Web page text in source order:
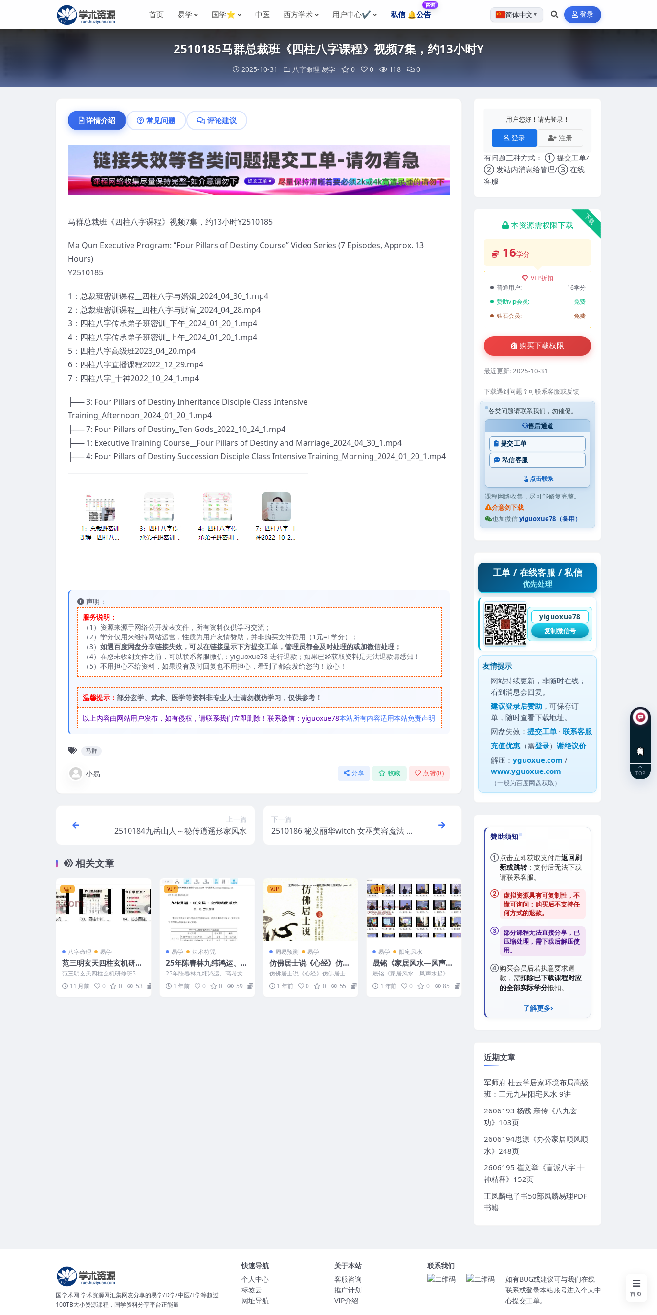
首页 易学 国学⭐ 中医 西方学术 用户中心✔️ 私信 🔔公告
咨询
简体中文 ▼ 登录
2510185马群总裁班《四柱八字课程》视频7集，约13小时Y
2025-10-31 八字命理 易学 0 0 118 0
详情介绍 常见问题 评论建议
马群总裁班《四柱八字课程》视频7集，约13小时Y2510185
Ma Qun Executive Program: “Four Pillars of Destiny Course” Video Series (7 Episodes, Approx. 13
Hours)
Y2510185
1：总裁班密训课程__四柱八字与婚姻_2024_04_30_1.mp4
2：总裁班密训课程__四柱八字与财富_2024_04_28.mp4
3：四柱八字传承弟子班密训_下午_2024_01_20_1.mp4
4：四柱八字传承弟子班密训_上午_2024_01_20_1.mp4
5：四柱八字高级班2023_04_20.mp4
6：四柱八字直播课程2022_12_29.mp4
7：四柱八字_十神2022_10_24_1.mp4
├── 3: Four Pillars of Destiny Inheritance Disciple Class Intensive
Training_Afternoon_2024_01_20_1.mp4
├── 7: Four Pillars of Destiny_Ten Gods_2022_10_24_1.mp4
├── 1: Executive Training Course__Four Pillars of Destiny and Marriage_2024_04_30_1.mp4
├── 4: Four Pillars of Destiny Succession Disciple Class Intensive Training_Morning_2024_01_20_1.mp4
声明：
服务说明：
（1）资源来源于网络公开发表文件，所有资料仅供学习交流；
（2）学分仅用来维持网站运营，性质为用户友情赞助，并非购买文件费用（1元=1学分）；
（3） 如遇百度网盘分享链接失效，可以在链接显示下方提交工单，管理员都会及时处理的或加微信处理；
（4）在您未收到文件之前，可以联系客服微信：yiguoxue78 进行退款；如果已经获取资料是无法退款请悉知！
（5）不用担心不给资料，如果没有及时回复也不用担心，看到了都会发给您的！放心！
温馨提示： 部分玄学、武术、医学等资料非专业人士请勿模仿学习，仅供参考！
以上内容由网站用户发布，如有侵权，请联系我们立即删除！联系微信：yiguoxue78本站所有内容适用本站免责声明
马群
小易 分享 收藏 点赞(0)
上一篇
2510184九岳山人～秘传逍遥形家风水
下一篇
2510186 秘义丽华witch 女巫美‬容魔法 2
相关文章
VIP
八字命理 易学
范三明玄天四柱玄机研修
班5集视频课Y
范三明玄天四柱玄机研修班5集
视频课Y 2508271 01、玄天四
柱玄机，看性格...
11 月前 0 0 53
VIP
易学 法术符咒
25年陈春林九纬鸿运、高
考文昌赋能全案策划PDF
文档Y
25年陈春林九纬鸿运、高考文
昌赋能全案策划PDF文档Y 2506
1471 年前 0 0 59
VIP
周易预测 易学
仿佛居士说《心经》仿佛
居士陆锦川.pdf
仿佛居士说《心经》仿佛居士陆
锦川.pdf 250433-21
1 年前 0 0 55
VIP
易学 阳宅风水
晟铭《家居风水—风声水
起》24集Y
晟铭《家居风水—风声水起》2
4集Y 2505246 01、第一节：卦
象.mp4 ...
1 年前 0 0 85
用户您好！请先登录！
登录 注册
有问题三种方式： ① 提交工单/
② 发站内消息给管理/③ 在线
客服
下载
本资源需权限下载
16学分
VIP折扣
普通用户:
16学分
赞助vip会员:
免费
钻石会员:
免费
购买下载权限
最近更新: 2025-10-31
下载遇到问题？可联系客服或反馈
各类问题请联系我们，勿催促。
售后通道
提交工单
私信客服
点击联系
课程网络收集，尽可能修复完整。
介意勿下载
也加微信yiguoxue78（备用）
工单 / 在线客服 / 私信
优先处理
yiguoxue78
复制微信号
友情提示
网站持续更新，非随时在线；
看到消息会回复。
建议登录后赞助 ，可保存订
单，随时查看下载地址。
网盘失效：提交工单 ·联系客服
充值优惠 （需登录）谢绝议价
解压：yguoxue.com /
www.yguoxue.com
（一般为百度网盘获取）
赞助须知
①点击立即获取支付后返回刷
新或跳转；支付后无法下载
请联系客服。
②
虚拟资源具有可复制性，不
懂可询问；购买后不支持任
何方式的退款。
③ 部分课程无法直接分享，已
压缩处理，需下载后解压使
用。
④购买会员后若执意要求退
款，需扣除已下载课程对应
的全部实际学分抵扣。
了解更多
近期文章
军师府 杜云学居家环境布局高级
班：三元九星阳宅风水 9讲
2606193 杨戬 亲传《八九玄
功》103页
2606194思源《办公家居顺风顺
水》248页
2606195 崔文举《盲派八字 十
神精释》152页
王凤麟电子书50部凤麟易理PDF
书籍
国学术网 学术资源网汇集网友分享的易学/D学/中医/F学等超过
100TB大小资源课程，国学资料分享平台正能量
快速导航
个人中心
标签云
网址导航
关于本站
客服咨询
推广计划
VIP介绍
联系我们
如有BUG或建议可与我们在线
联系或登录本站账号进入个人中
心提交工单。
首页
TOP